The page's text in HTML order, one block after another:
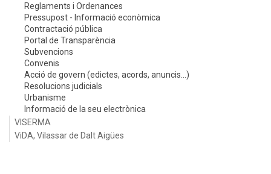
Reglaments i Ordenances
Pressupost - Informació econòmica
Contractació pública
Portal de Transparència
Subvencions
Convenis
Acció de govern (edictes, acords, anuncis...)
Resolucions judicials
Urbanisme
Informació de la seu electrònica
VISERMA
ViDA, Vilassar de Dalt Aigües